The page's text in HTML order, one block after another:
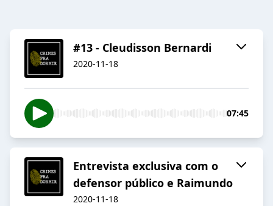
#13 - Cleudisson Bernardi
2020-11-18
07:45
Entrevista exclusiva com o
defensor público e Raimundo
2020-11-18